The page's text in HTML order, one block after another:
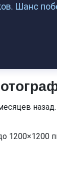
Шанс
1200×1200